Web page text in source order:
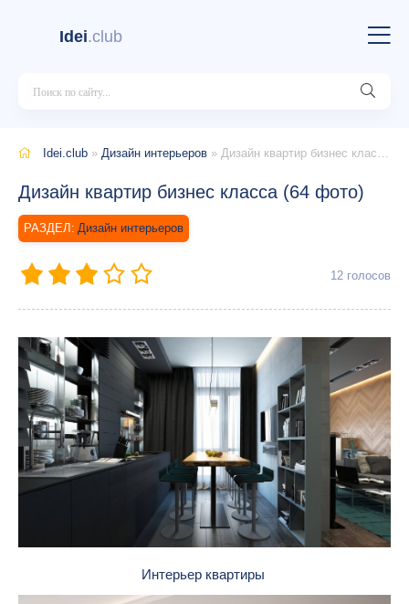
Idei.club
Idei.club » Дизайн интерьеров » Дизайн квартир бизнес класса (64 фото)
Дизайн квартир бизнес класса (64 фото)
Дизайн интерьеров
12 голосов
Интерьер квартиры